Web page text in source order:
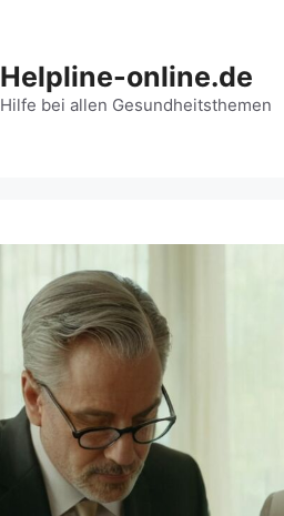
Helpline-online.de
Hilfe bei allen Gesundheitsthemen